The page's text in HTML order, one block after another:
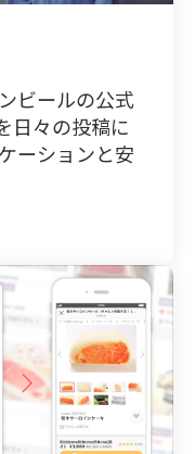
ビールの公式
日々の投稿に
ーションと安